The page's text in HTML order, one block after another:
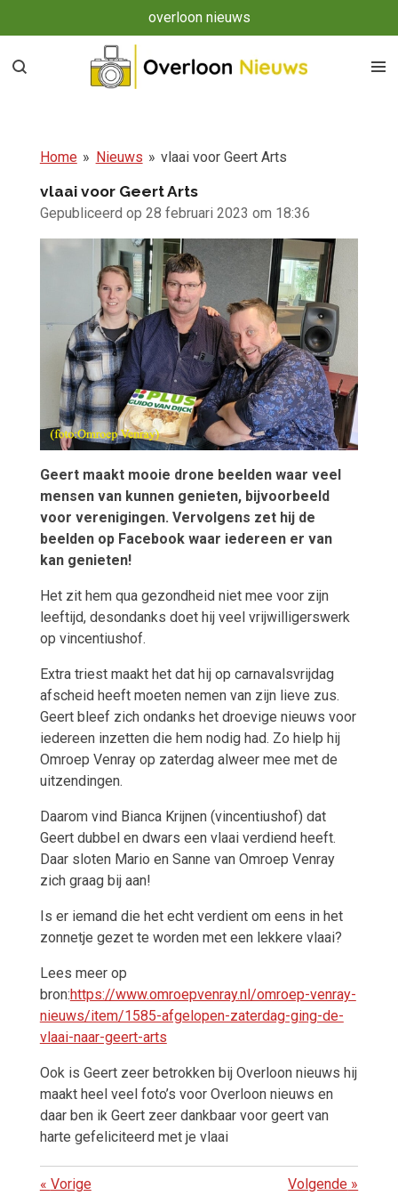
direct
naar
overloon nieuws
Home » Nieuws » vlaai voor Geert Arts
vlaai voor Geert Arts
Gepubliceerd op 28 februari 2023 om 18:36
Geert maakt mooie drone beelden waar veel
mensen van kunnen genieten, bijvoorbeeld
voor verenigingen. Vervolgens zet hij de
beelden op Facebook waar iedereen er van
kan genieten!
Het zit hem qua gezondheid niet mee voor zijn
leeftijd, desondanks doet hij veel vrijwilligerswerk
op vincentiushof.
Extra triest maakt het dat hij op carnavalsvrijdag
afscheid heeft moeten nemen van zijn lieve zus.
Geert bleef zich ondanks het droevige nieuws voor
iedereen inzetten die hem nodig had. Zo hielp hij
Omroep Venray op zaterdag alweer mee met de
uitzendingen.
Daarom vind Bianca Krijnen (vincentiushof) dat
Geert dubbel en dwars een vlaai verdiend heeft.
Daar sloten Mario en Sanne van Omroep Venray
zich graag bij aan!
Is er iemand die het echt verdient om eens in het
zonnetje gezet te worden met een lekkere vlaai?
Lees meer op
bron:https://www.omroepvenray.nl/omroep-venray-
nieuws/item/1585-afgelopen-zaterdag-ging-de-
vlaai-naar-geert-arts
Ook is Geert zeer betrokken bij Overloon nieuws hij
maakt heel veel foto’s voor Overloon nieuws en
daar ben ik Geert zeer dankbaar voor geert van
harte gefeliciteerd met je vlaai
« Vorige Volgende »